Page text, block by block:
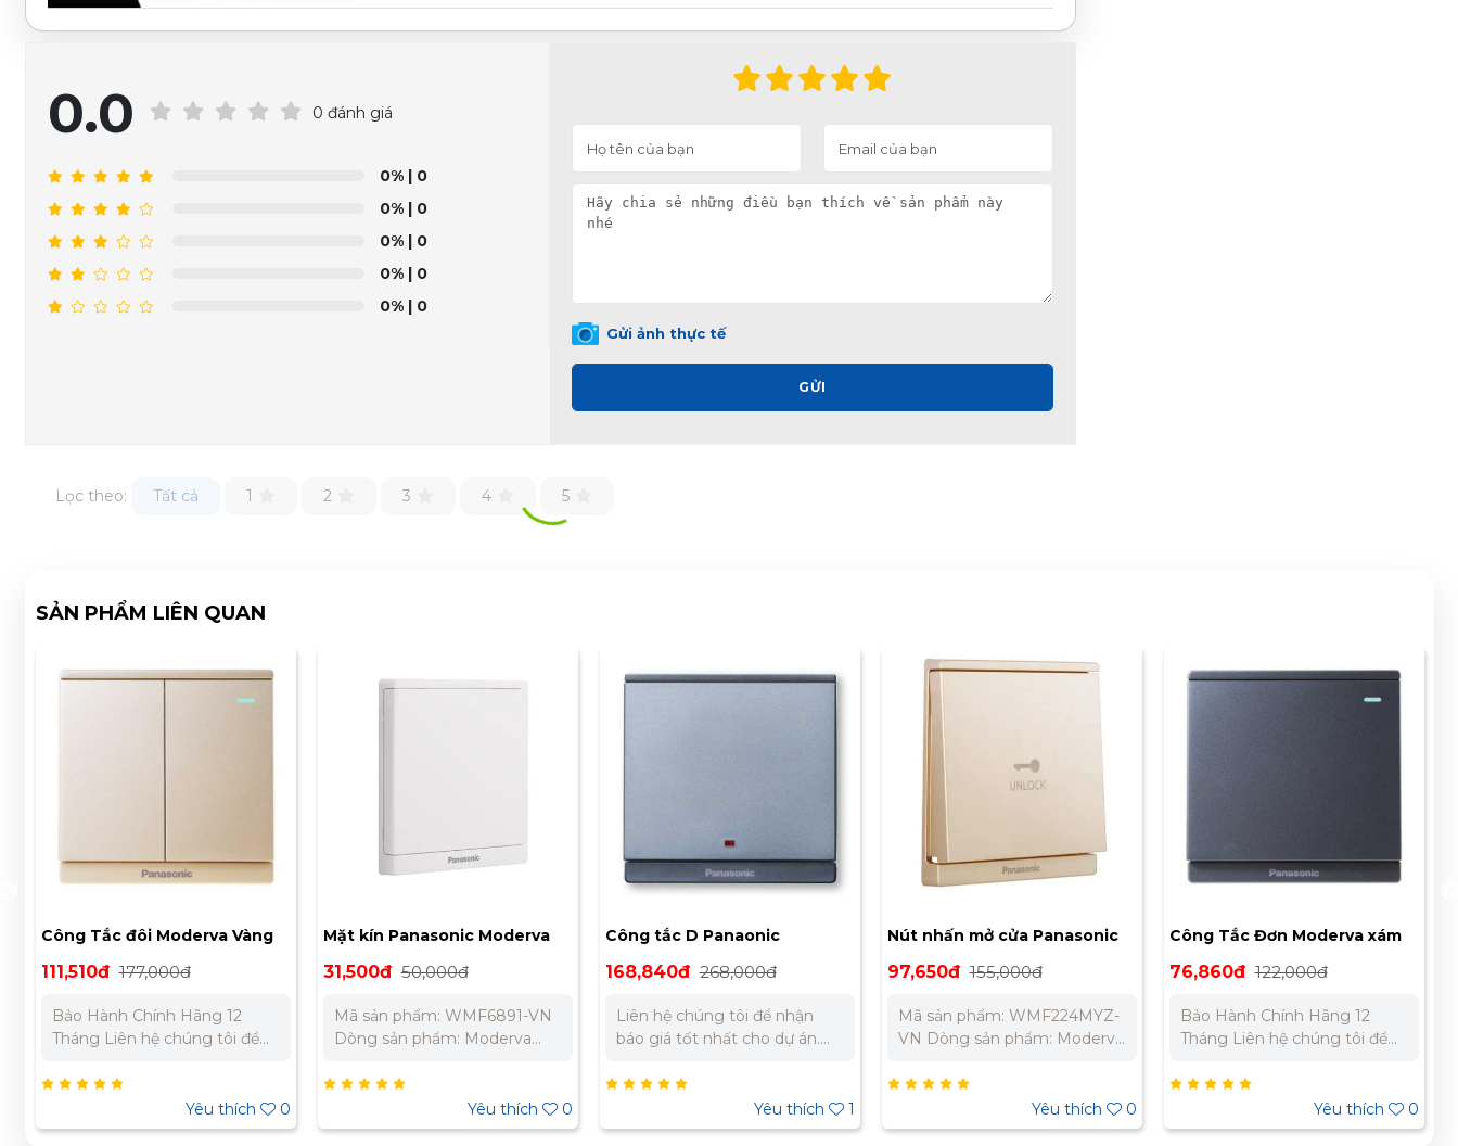
0.0 0 đánh giá
0%| 0
0%| 0
0%| 0
0%| 0
0%| 0
Gửi ảnh thực tế
GỬI
Lọc theo: Tất cả 1 2 3 4 5
SẢN PHẨM LIÊN QUAN
Mặt kín Panasonic Moderva
WMF6891-VN
31,500đ 50,000đ
Mã sản phẩm: WMF6891-VN
Dòng sản phẩm: Moderva
sắc: Màu trắng Tiêu chuẩn:
JIS Nhật Bản Bảo Hành Chính
Hãng 12 Tháng Liên hệ chúng
Yêu thích 0
Công tắc D Panaonic
Moderva 20A
168,840đ 268,000đ
Liên hệ chúng tôi để nhận
báo giá tốt nhất cho dự án.
0973 106 269 Miền
Nam: 0902 303 733 – 0945
332 980
Yêu thích 1
Nút nhấn mở cửa Panasonic
Moderva WMF224MYZ-VN
97,650đ 155,000đ
Mã sản phẩm: WMF224MYZ-
VN Dòng sản phẩm: Moderva
sắc: Vàng ánh kim Kích
thước: 86x86mm Tiêu chuẩn:
IEC 60669-1 Bảo Hành Chính
Yêu thích 0
Công Tắc Đơn Moderva xám
ánh kim WMF511MYH-1VN
76,860đ 122,000đ
Bảo Hành Chính Hãng 12
Tháng Liên hệ chúng tôi để
án. Miền Bắc : 0989 310
979 – 0973 106 269 Miền
Nam: 0902 303 733 – 0945
Yêu thích 0
Ổ cắm mạng cat 5 Panasonic
Moderva WMF421MYZ-VN
252,000đ 400,000đ
Mã sản phẩm: WMF421MYZ-
VN Dòng sản phẩm: Moderva
sắc: Vàng ánh kim Điện áp:
220-240V Tiêu chuẩn: IEC
60669-1 Bảo Hành Chính
Yêu thích 0